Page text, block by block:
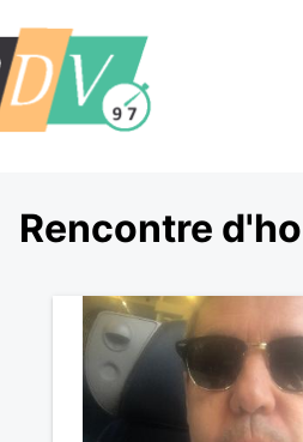
Rencontre